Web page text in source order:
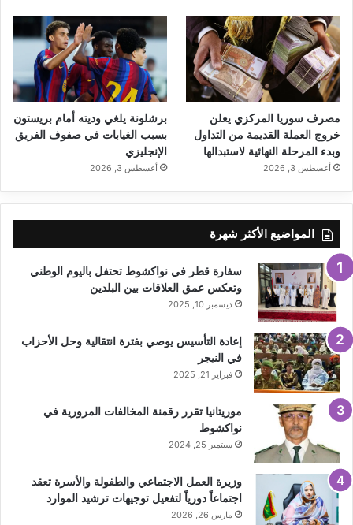
مصرف سوريا المركزي يعلن
خروج العملة القديمة من التداول
وبدء المرحلة النهائية لاستبدالها
أغسطس 3, 2026
برشلونة يلغي وديته أمام بريستون
بسبب الغيابات في صفوف الفريق
الإنجليزي
أغسطس 3, 2026
المواضيع الأكثر شهرة
سفارة قطر في نواكشوط تحتفل باليوم الوطني
وتعكس عمق العلاقات بين البلدين
ديسمبر 10, 2025
إعادة التأسيس يوصي بفترة انتقالية وحل الأحزاب
في النيجر
فبراير 21, 2025
موريتانيا تقرر رقمنة المخالفات المرورية في
نواكشوط
سبتمبر 25, 2024
وزيرة العمل الاجتماعي والطفولة والأسرة تعقد
اجتماعاً دورياً لتفعيل توجيهات ترشيد الموارد
مارس 26, 2026